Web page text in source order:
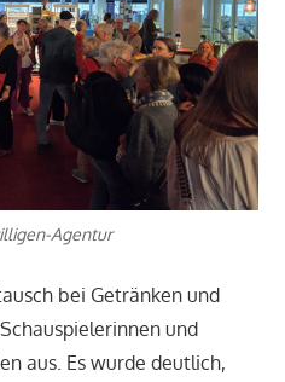
Agentur
bei Getränken und
und
aus. Es wurde deutlich,